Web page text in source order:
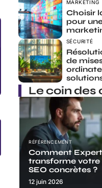
MARKETING
Choisir
pour
SÉCURITÉ
de
Le coin des
RÉFÉRENCEMENT
Comment
transforme votre
SEO concrètes ?
12 juin 2026